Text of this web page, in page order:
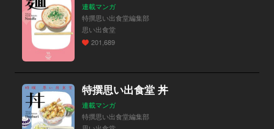
連載マンガ
特撰思い出食堂編集部
思い出食堂
201,689
特撰思い出食堂 丼
連載マンガ
特撰思い出食堂編集部